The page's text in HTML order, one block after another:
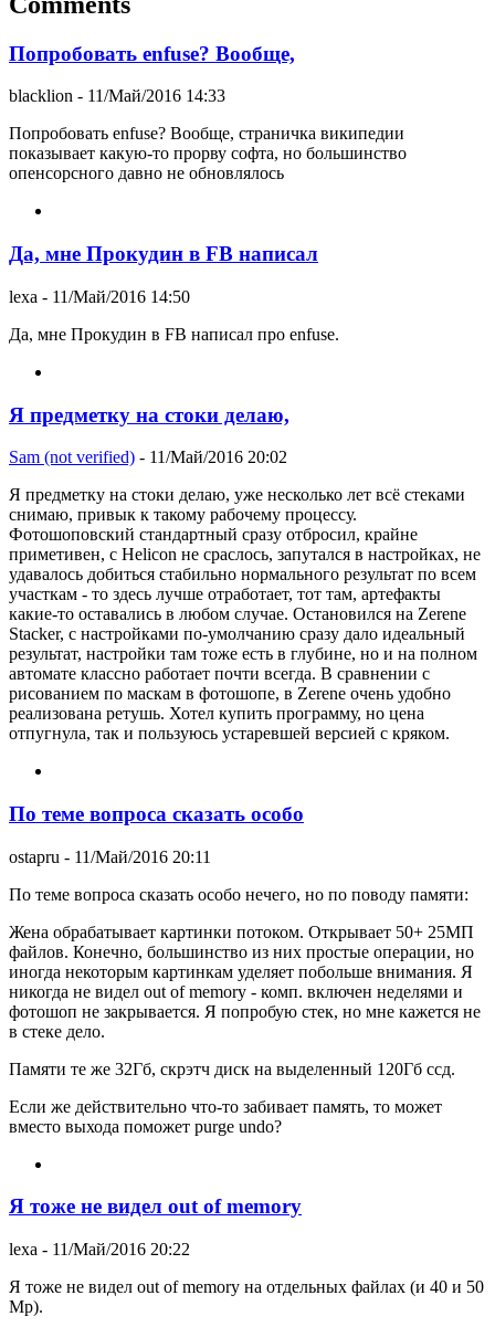
Попробовать enfuse? Вообще,
blacklion - 11/Май/2016 14:33
Попробовать enfuse? Вообще, страничка википедии
показывает какую-то прорву софта, но большинство
опенсорсного давно не обновлялось
Да, мне Прокудин в FB написал
lexa - 11/Май/2016 14:50
Да, мне Прокудин в FB написал про enfuse.
Я предметку на стоки делаю,
Sam (not verified) - 11/Май/2016 20:02
Я предметку на стоки делаю, уже несколько лет всё стеками
снимаю, привык к такому рабочему процессу.
Фотошоповский стандартный сразу отбросил, крайне
приметивен, c Helicon не сраслось, запутался в настройках, не
удавалось добиться стабильно нормального результат по всем
участкам - то здесь лучше отработает, тот там, артефакты
какие-то оставались в любом случае. Остановился на Zerene
Stacker, с настройками по-умолчанию сразу дало идеальный
результат, настройки там тоже есть в глубине, но и на полном
автомате классно работает почти всегда. В сравнении с
рисованием по маскам в фотошопе, в Zerene очень удобно
реализована ретушь. Хотел купить программу, но цена
отпугнула, так и пользуюсь устаревшей версией с кряком.
По теме вопроса сказать особо
ostapru - 11/Май/2016 20:11
По теме вопроса сказать особо нечего, но по поводу памяти:
Жена обрабатывает картинки потоком. Открывает 50+ 25МП
файлов. Конечно, большинство из них простые операции, но
иногда некоторым картинкам уделяет побольше внимания. Я
никогда не видел out of memory - комп. включен неделями и
фотошоп не закрывается. Я попробую стек, но мне кажется не
в стеке дело.
Памяти те же 32Гб, скрэтч диск на выделенный 120Гб ссд.
Если же действительно что-то забивает память, то может
вместо выхода поможет purge undo?
Я тоже не видел out of memory
lexa - 11/Май/2016 20:22
Я тоже не видел out of memory на отдельных файлах (и 40 и 50
Mp).